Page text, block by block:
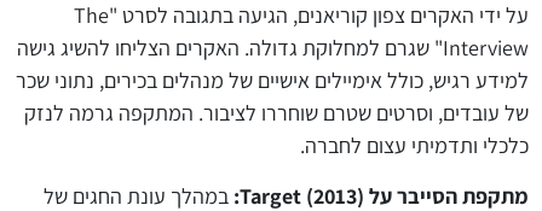
על ידי האקרים צפון קוריאנים, הגיעה בתגובה לסרט "The
Interview" שגרם למחלוקת גדולה. האקרים הצליחו להשיג גישה
למידע רגיש, כולל אימיילים אישיים של מנהלים בכירים, נתוני שכר
של עובדים, וסרטים שטרם שוחררו לציבור. המתקפה גרמה לנזק
כלכלי ותדמיתי עצום לחברה.
מתקפת הסייבר על
Target (2013):
במהלך עונת החגים של